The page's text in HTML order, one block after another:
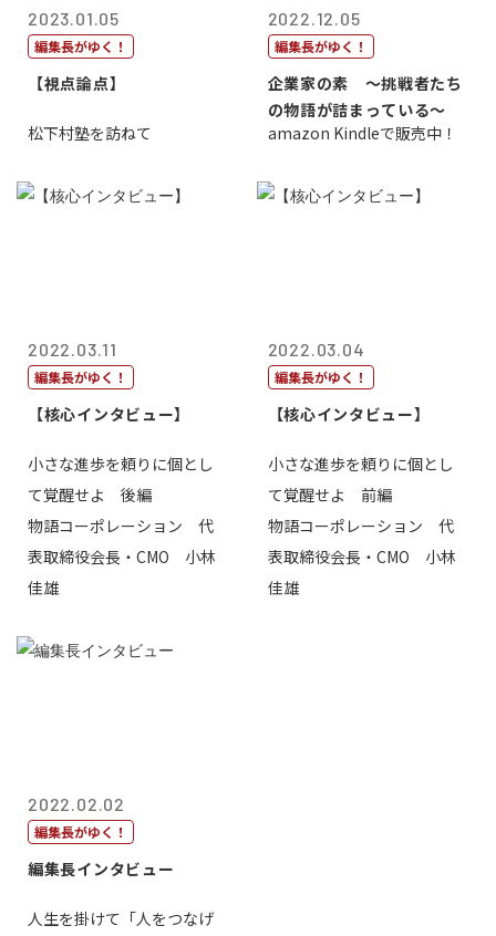
2023.01.05
編集長がゆく！
【視点論点】
松下村塾を訪ねて
2022.12.05
編集長がゆく！
企業家の素 〜挑戦者たち
の物語が詰まっている〜
amazon Kindleで販売中！
2022.03.11
編集長がゆく！
【核心インタビュー】
小さな進歩を頼りに個とし
て覚醒せよ 後編
物語コーポレーション 代
表取締役会長・CMO 小林
佳雄
2022.03.04
編集長がゆく！
【核心インタビュー】
小さな進歩を頼りに個とし
て覚醒せよ 前編
物語コーポレーション 代
表取締役会長・CMO 小林
佳雄
2022.02.02
編集長がゆく！
編集長インタビュー
人生を掛けて「人をつなげ